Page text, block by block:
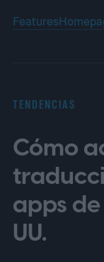
Features
TENDENCIAS
Cómo
apps
UU.